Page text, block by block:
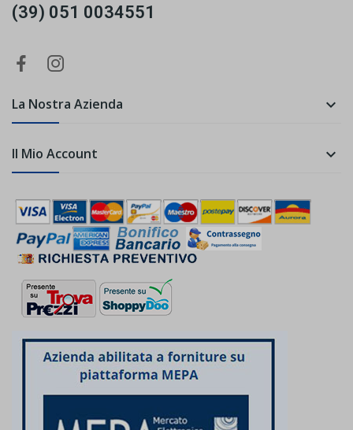
(39) 051 0034551
La Nostra Azienda 
Il Mio Account 